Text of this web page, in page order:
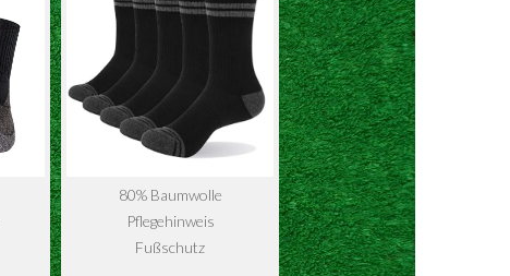
80% Baumwolle
Pflegehinweis
Fußschutz